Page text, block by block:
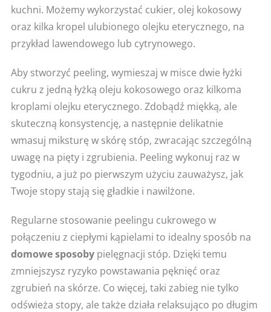
kuchni. Możemy wykorzystać cukier, olej kokosowy
oraz kilka kropel ulubionego olejku eterycznego, na
przykład lawendowego lub cytrynowego.
Aby stworzyć peeling, wymieszaj w misce dwie łyżki
cukru z jedną łyżką oleju kokosowego oraz kilkoma
kroplami olejku eterycznego. Zdobądź miękką, ale
skuteczną konsystencję, a następnie delikatnie
wmasuj miksturę w skórę stóp, zwracając szczególną
uwagę na pięty i zgrubienia. Peeling wykonuj raz w
tygodniu, a już po pierwszym użyciu zauważysz, jak
Twoje stopy stają się gładkie i nawilżone.
Regularne stosowanie peelingu cukrowego w
połączeniu z ciepłymi kąpielami to idealny sposób na
domowe sposobypielęgnacji stóp. Dzięki temu
zmniejszysz ryzyko powstawania pęknięć oraz
zgrubień na skórze. Co więcej, taki zabieg nie tylko
odświeża stopy, ale także działa relaksująco po długim